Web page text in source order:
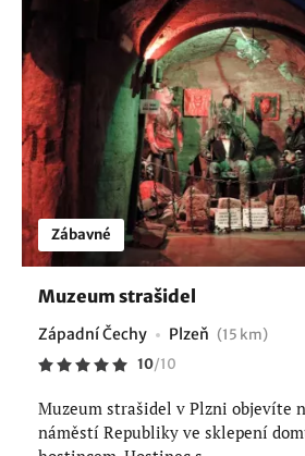
Zábavné
Muzeum strašidel
Západní Čechy Plzeň (15 km)
10/10
Muzeum strašidel v Plzni objevíte
náměstí Republiky ve sklepení